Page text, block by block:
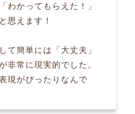
わかってもらえた！」
思えます！
て簡単には「大丈夫」
非常に現実的でした。
現がぴったりなんで